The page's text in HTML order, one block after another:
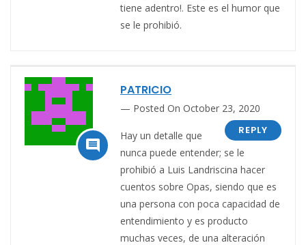
tiene adentro!. Este es el humor que
se le prohibió.

PATRICIO
Posted On October 23, 2020
REPLY
Hay un detalle que
nunca puede entender; se le
prohibió a Luis Landriscina hacer
cuentos sobre Opas, siendo que es
una persona con poca capacidad de
entendimiento y es producto
muchas veces, de una alteración